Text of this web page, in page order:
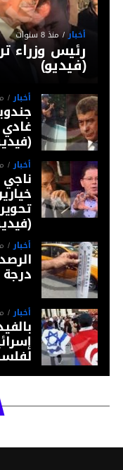
أخبار منذ 8 سنوات
رئيس وزراء
(فيديو)
أخبار
أخبار
أخبار
أخبار